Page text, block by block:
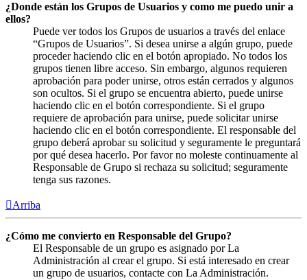
¿Donde están los Grupos de Usuarios y como me puedo unir a
ellos?
Puede ver todos los Grupos de usuarios a través del enlace
“Grupos de Usuarios”. Si desea unirse a algún grupo, puede
proceder haciendo clic en el botón apropiado. No todos los
grupos tienen libre acceso. Sin embargo, algunos requieren
aprobación para poder unirse, otros están cerrados y algunos
son ocultos. Si el grupo se encuentra abierto, puede unirse
haciendo clic en el botón correspondiente. Si el grupo
requiere de aprobación para unirse, puede solicitar unirse
haciendo clic en el botón correspondiente. El responsable del
grupo deberá aprobar su solicitud y seguramente le preguntará
por qué desea hacerlo. Por favor no moleste continuamente al
Responsable de Grupo si rechaza su solicitud; seguramente
tenga sus razones.
Arriba
¿Cómo me convierto en Responsable del Grupo?
El Responsable de un grupo es asignado por La
Administración al crear el grupo. Si está interesado en crear
un grupo de usuarios, contacte con La Administración.